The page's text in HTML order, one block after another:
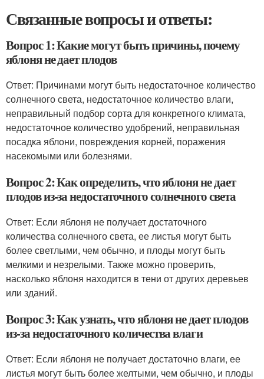
Связанные вопросы и ответы:
Вопрос 1: Какие могут быть причины, почему
яблоня не дает плодов
Ответ: Причинами могут быть недостаточное количество
солнечного света, недостаточное количество влаги,
неправильный подбор сорта для конкретного климата,
недостаточное количество удобрений, неправильная
посадка яблони, повреждения корней, поражения
насекомыми или болезнями.
Вопрос 2: Как определить, что яблоня не дает
плодов из-за недостаточного солнечного света
Ответ: Если яблоня не получает достаточного
количества солнечного света, ее листья могут быть
более светлыми, чем обычно, и плоды могут быть
мелкими и незрелыми. Также можно проверить,
насколько яблоня находится в тени от других деревьев
или зданий.
Вопрос 3: Как узнать, что яблоня не дает плодов
из-за недостаточного количества влаги
Ответ: Если яблоня не получает достаточно влаги, ее
листья могут быть более желтыми, чем обычно, и плоды